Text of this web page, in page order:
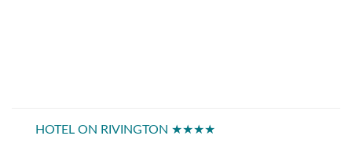
HOTEL ON RIVINGTON ★★★★